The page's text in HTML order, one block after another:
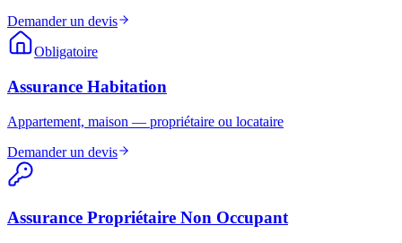
Demander un devis
Obligatoire
Assurance Habitation
Appartement, maison — propriétaire ou locataire
Demander un devis
Assurance Propriétaire Non Occupant